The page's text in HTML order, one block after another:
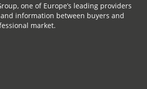
one of Europe’s leading providers
information between buyers and
market.